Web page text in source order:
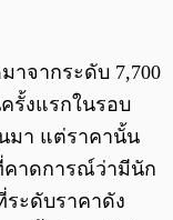
าจากระดับ 7,700
รั้งแรกในรอบ
มา แต่ราคานั้น
คาดการณ์ว่ามีนัก
ระดับราคาดัง